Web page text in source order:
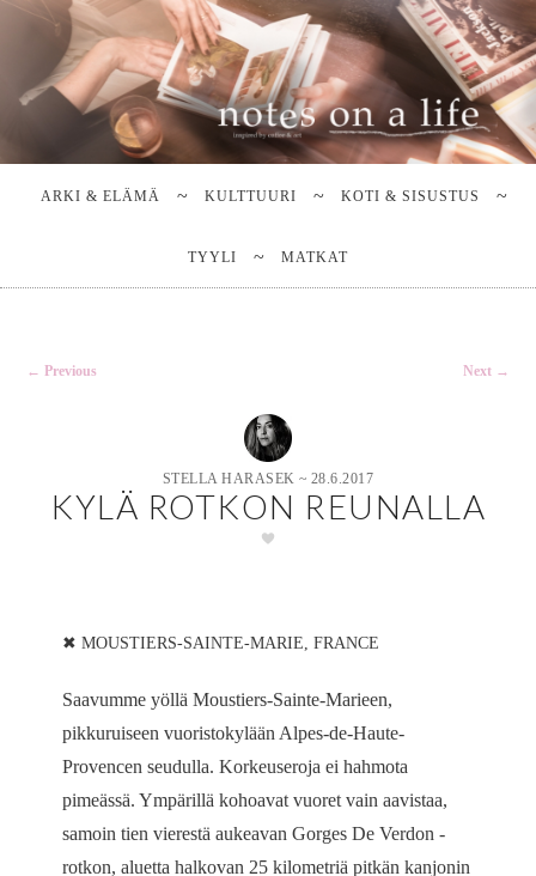
Notes on a life
Stella Harasek & Jarno Jussila
ARKI & ELÄMÄ KULTTUURI KOTI & SISUSTUS
TYYLI MATKAT
Post
← Previous Next →
STELLA HARASEK ~ 28.6.2017
KYLÄ ROTKON REUNALLA
✖ MOUSTIERS-SAINTE-MARIE, FRANCE
Saavumme yöllä Moustiers-Sainte-Marieen,
pikkuruiseen vuoristokylään Alpes-de-Haute-
Provencen seudulla. Korkeuseroja ei hahmota
pimeässä. Ympärillä kohoavat vuoret vain aavistaa,
samoin tien vierestä aukeavan Gorges De Verdon -
rotkon, aluetta halkovan 25 kilometriä pitkän kanjonin